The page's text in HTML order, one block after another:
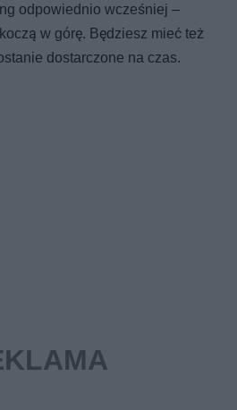
odpowiednio wcześniej –
w górę. Będziesz mieć też
dostarczone na czas.